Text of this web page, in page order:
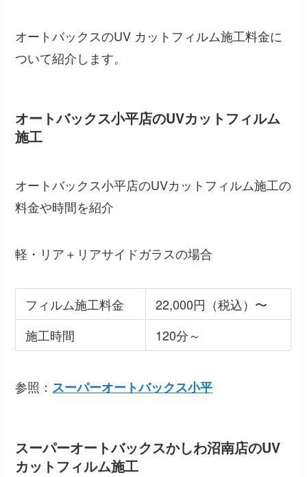
オートバックスのUV カットフィルム施工料金に
ついて紹介します。
オートバックス小平店のUVカットフィルム
施工
オートバックス小平店のUVカットフィルム施工の
料金や時間を紹介
軽・リア＋リアサイドガラスの場合
フィルム施工料金
22,000円（税込）〜
施工時間
120分～
参照： スーパーオートバックス小平
スーパーオートバックスかしわ沼南店のUV
カットフィルム施工